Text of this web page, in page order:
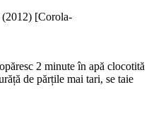
(2012) [Corola-
2 minute în apă clocotită
de părțile mai tari, se taie